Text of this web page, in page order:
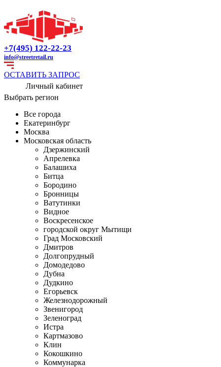
+7(495) 122-22-23
info@streetretail.ru
ОСТАВИТЬ ЗАПРОС
Личный кабинет
Выбрать регион
Все города
Екатеринбург
Москва
Московская область
Дзержинский
Апрелевка
Балашиха
Битца
Бородино
Бронницы
Ватутинки
Видное
Воскресенское
городской округ Мытищи
Град Московский
Дмитров
Долгопрудный
Домодедово
Дубна
Дудкино
Егорьевск
Железнодорожный
Звенигород
Зеленоград
Истра
Картмазово
Клин
Кокошкино
Коммунарка